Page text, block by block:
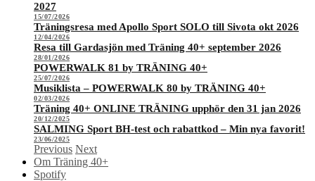
2027
15/07/2026
Träningsresa med Apollo Sport SOLO till Sivota okt 2026
12/04/2026
Resa till Gardasjön med Träning 40+ september 2026
28/01/2026
POWERWALK 81 by TRÄNING 40+
25/07/2026
Musiklista – POWERWALK 80 by TRÄNING 40+
02/03/2026
Träning 40+ ONLINE TRÄNING upphör den 31 jan 2026
20/12/2025
SALMING Sport BH-test och rabattkod – Min nya favorit!
23/06/2025
Previous Next
Om Träning 40+
Spotify